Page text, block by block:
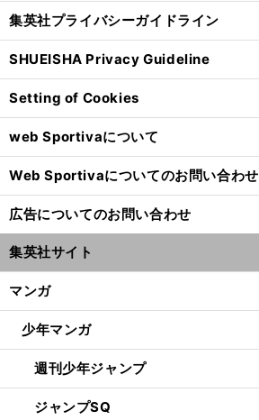
集英社プライバシーガイドライン
SHUEISHA Privacy Guideline
Setting of Cookies
web Sportivaについて
Web Sportivaについてのお問い合わせ
広告についてのお問い合わせ
集英社サイト
マンガ
少年マンガ
週刊少年ジャンプ
ジャンプSQ